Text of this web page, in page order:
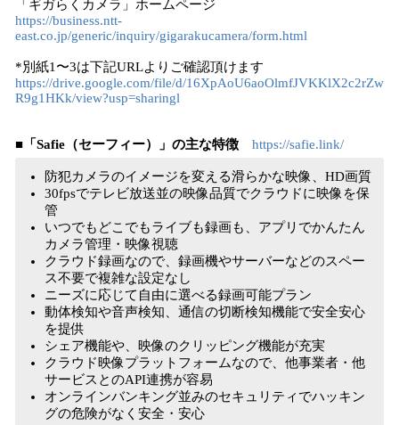
「ギガらくカメラ」ホームページ
https://business.ntt-
east.co.jp/generic/inquiry/gigarakucamera/form.html
*別紙1〜3は下記URLよりご確認頂けます
https://drive.google.com/file/d/16XpAoU6aoOlmfJVKKlX2c2rZw
R9g1HKk/view?usp=sharingl
■「Safie（セーフィー）」の主な特徴 https://safie.link/
防犯カメラのイメージを変える滑らかな映像、HD画質
30fpsでテレビ放送並の映像品質でクラウドに映像を保
管
いつでもどこでもライブも録画も、アプリでかんたん
カメラ管理・映像視聴
クラウド録画なので、録画機やサーバーなどのスペー
ス不要で複雑な設定なし
ニーズに応じて自由に選べる録画可能プラン
動体検知や音声検知、通信の切断検知機能で安全安心
を提供
シェア機能や、映像のクリッピング機能が充実
クラウド映像プラットフォームなので、他事業者・他
サービスとのAPI連携が容易
オンラインバンキング並みのセキュリティでハッキン
グの危険がなく安全・安心